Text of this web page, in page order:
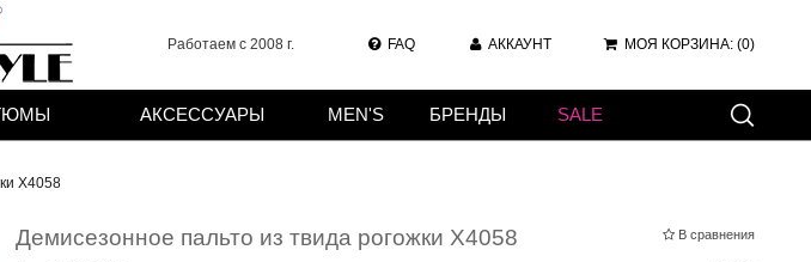
Работаем с 2008 г. FAQ АККАУНТ МОЯ КОРЗИНА: (0)
Х4058
В сравнения
Демисезонное пальто из твида рогожки Х4058
АКСЕССУАРЫ MEN'S БРЕНДЫ SALE